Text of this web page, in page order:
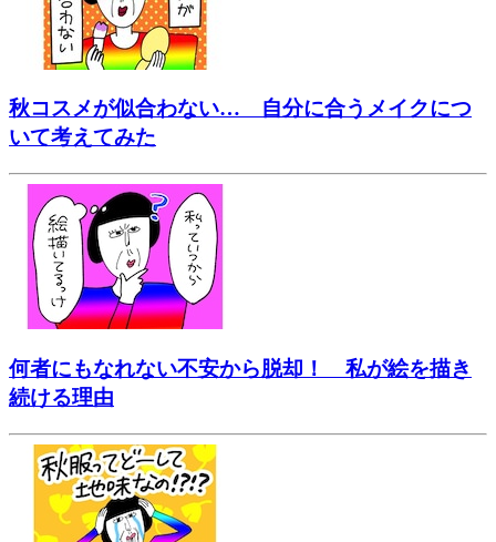
秋コスメが似合わない… 自分に合うメイクにつ
いて考えてみた
何者にもなれない不安から脱却！ 私が絵を描き
続ける理由